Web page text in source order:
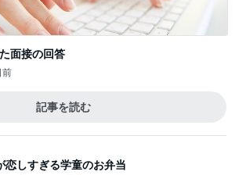
面接の回答
前
記事を読む
恋しすぎる学童のお弁当